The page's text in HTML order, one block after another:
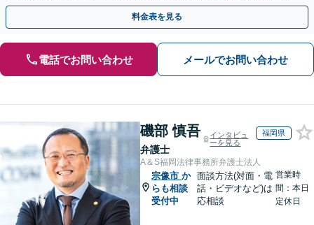
報通信／卸売業／製造業／不動産など、幅広い業種に対応
料金表を見る
電話でお問い合わせ メールでお問い合わせ
磯部 慎吾
弁護士
インタビュ
ーを見る
福岡県
A＆S福岡法律事務所弁護士法人
宗像市 か
らも相談
受付中
面談方法(対面・電
話・ビデオなど)は
応相談
営業時
間：本日
定休日